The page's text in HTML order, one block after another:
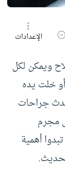
تقليل حجم الخط
الإعدادات
ويمكن لكل
خلت يده
جراحات
مجرم
أهمية